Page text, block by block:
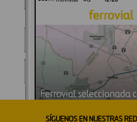
SÍGUENOS EN NUESTRAS